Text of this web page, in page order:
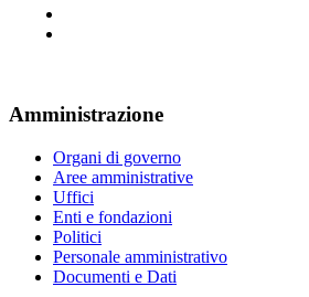
Amministrazione
Organi di governo
Aree amministrative
Uffici
Enti e fondazioni
Politici
Personale amministrativo
Documenti e Dati